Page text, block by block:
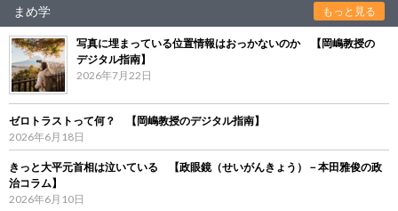
まめ学 もっと見る
写真に埋まっている位置情報はおっかないのか 【岡嶋教授の
デジタル指南】
2026年7月22日
ゼロトラストって何？ 【岡嶋教授のデジタル指南】
2026年6月18日
きっと大平元首相は泣いている 【政眼鏡（せいがんきょう）－本田雅俊の政
治コラム】
2026年6月10日